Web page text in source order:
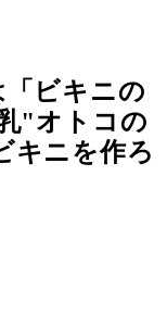
「ビキニの
"オトコの
キニを作ろ